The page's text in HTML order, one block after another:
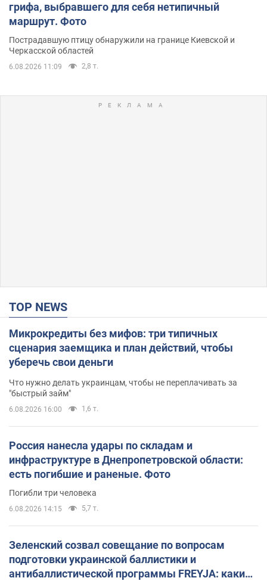
грифа, выбравшего для себя нетипичный
маршрут. Фото
Пострадавшую птицу обнаружили на границе Киевской и
Черкасской областей
6.08.2026 11:09 2,8 т.
TOP NEWS
Микрокредиты без мифов: три типичных
сценария заемщика и план действий, чтобы
уберечь свои деньги
Что нужно делать украинцам, чтобы не переплачивать за
"быстрый займ"
6.08.2026 16:00 1,6 т.
Россия нанесла удары по складам и
инфраструктуре в Днепропетровской области:
есть погибшие и раненые. Фото
Погибли три человека
6.08.2026 14:15 5,7 т.
Зеленский созвал совещание по вопросам
подготовки украинской баллистики и
антибаллистической программы FREYJA: какие